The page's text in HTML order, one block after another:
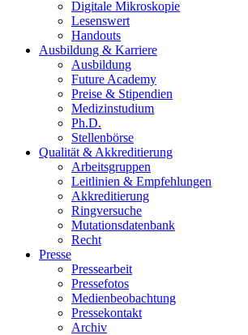
Digitale Mikroskopie
Lesenswert
Handouts
Ausbildung & Karriere
Ausbildung
Future Academy
Preise & Stipendien
Medizinstudium
Ph.D.
Stellenbörse
Qualität & Akkreditierung
Arbeitsgruppen
Leitlinien & Empfehlungen
Akkreditierung
Ringversuche
Mutationsdatenbank
Recht
Presse
Pressearbeit
Pressefotos
Medienbeobachtung
Pressekontakt
Archiv